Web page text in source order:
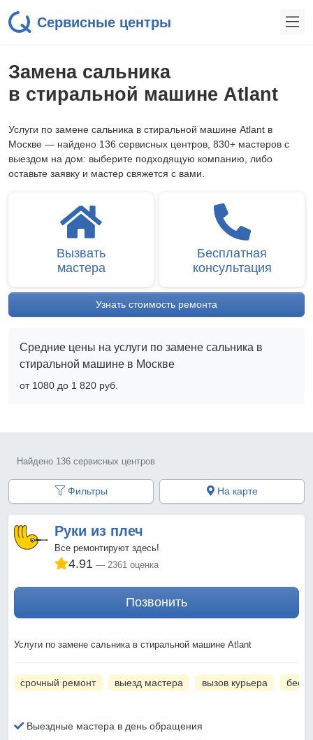
Сервисные центры
Замена сальника
в стиральной машине Atlant
Услуги по замене сальника в стиральной машине Atlant в
Москве — найдено 136 сервисных центров, 830+ мастеров с
выездом на дом: выберите подходящую компанию, либо
оставьте заявку и мастер свяжется с вами.
Вызвать
мастера
Бесплатная
консультация
Узнать стоимость ремонта
Средние цены на услуги по замене сальника в
стиральной машине в Москве
от 1080 до 1 820 pyб.
Найдено 136 сервисных центров
Фильтры На карте
Руки из плеч
Все ремонтируют здесь!
4.91 2361 оценка
Позвонить
Услуги по замене сальника в стиральной машине Atlant
срочный ремонт выезд мастера вызов курьера
Выездные мастера в день обращения